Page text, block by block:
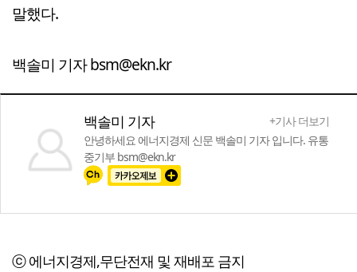
말했다.
백솔미 기자 bsm@ekn.kr
백솔미 기자
+기사 더보기
안녕하세요 에너지경제 신문 백솔미 기자 입니다. 유통
중기부 bsm@ekn.kr
ⓒ 에너지경제,무단전재 및 재배포 금지